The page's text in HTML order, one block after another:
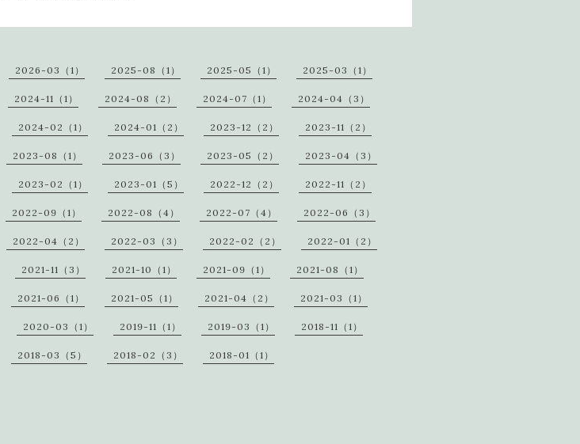
2026-03（1） 2025-08（1） 2025-05（1） 2025-03（1）
2024-11（1） 2024-08（2） 2024-07（1） 2024-04（3）
2024-02（1） 2024-01（2） 2023-12（2） 2023-11（2）
2023-08（1） 2023-06（3） 2023-05（2） 2023-04（3）
2023-02（1） 2023-01（5） 2022-12（2） 2022-11（2）
2022-09（1） 2022-08（4） 2022-07（4） 2022-06（3）
2022-04（2） 2022-03（3） 2022-02（2） 2022-01（2）
2021-11（3） 2021-10（1） 2021-09（1） 2021-08（1）
2021-06（1） 2021-05（1） 2021-04（2） 2021-03（1）
2020-03（1） 2019-11（1） 2019-03（1） 2018-11（1）
2018-03（5） 2018-02（3） 2018-01（1）